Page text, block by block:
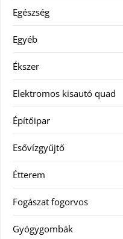
Egészség
Egyéb
Ékszer
Elektromos kisautó quad
Építőipar
Esővízgyűjtő
Étterem
Fogászat fogorvos
Gyógygombák